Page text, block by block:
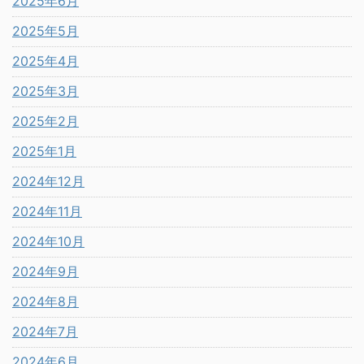
2025年5月
2025年4月
2025年3月
2025年2月
2025年1月
2024年12月
2024年11月
2024年10月
2024年9月
2024年8月
2024年7月